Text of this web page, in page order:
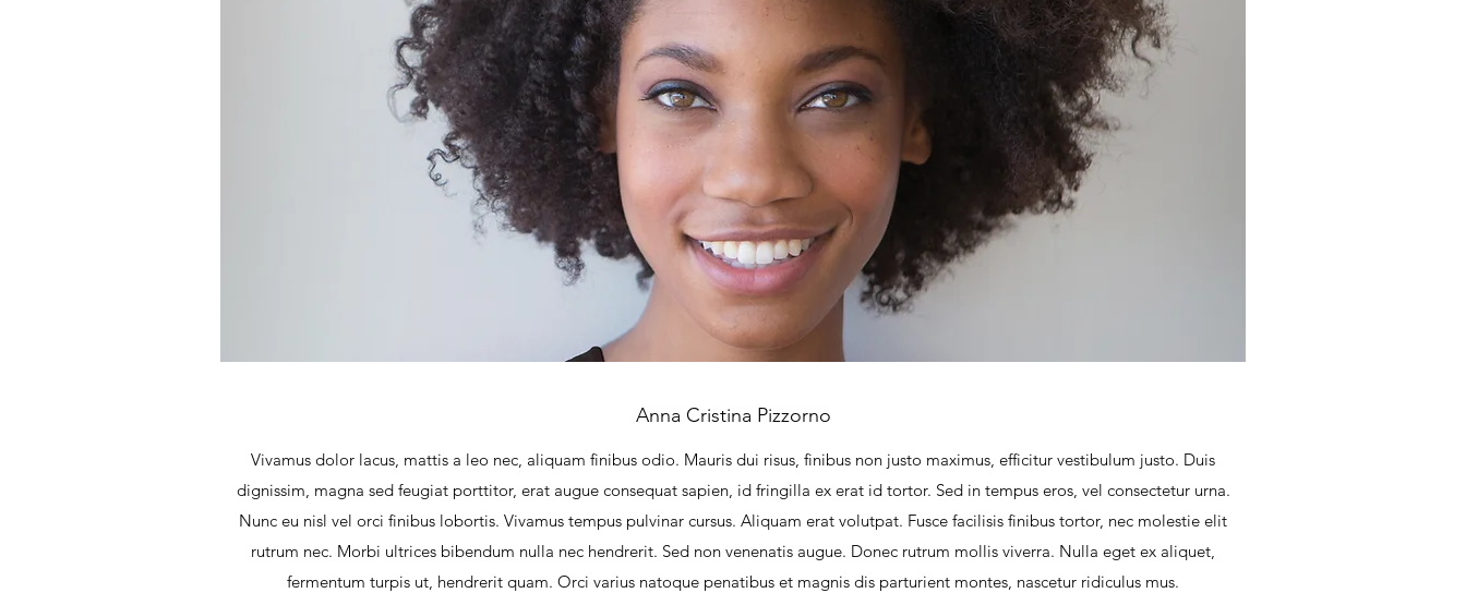
Anna Cristina Pizzorno
Vivamus dolor lacus, mattis a leo nec, aliquam finibus odio. Mauris dui risus, finibus non justo maximus, efficitur vestibulum justo. Duis
dignissim, magna sed feugiat porttitor, erat augue consequat sapien, id fringilla ex erat id tortor. Sed in tempus eros, vel consectetur urna.
Nunc eu nisl vel orci finibus lobortis. Vivamus tempus pulvinar cursus. Aliquam erat volutpat. Fusce facilisis finibus tortor, nec molestie elit
rutrum nec. Morbi ultrices bibendum nulla nec hendrerit. Sed non venenatis augue. Donec rutrum mollis viverra. Nulla eget ex aliquet,
fermentum turpis ut, hendrerit quam. Orci varius natoque penatibus et magnis dis parturient montes, nascetur ridiculus mus.